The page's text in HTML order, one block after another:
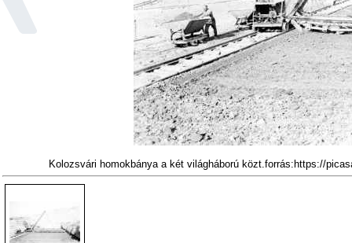
Kolozsvári homokbánya a két világháború közt.forrás:https://